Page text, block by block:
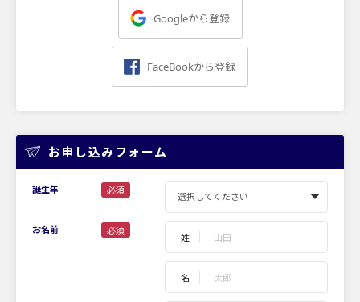
Googleから登録
FaceBookから登録
お申し込みフォーム
誕生年 必須
お名前 必須
姓
名